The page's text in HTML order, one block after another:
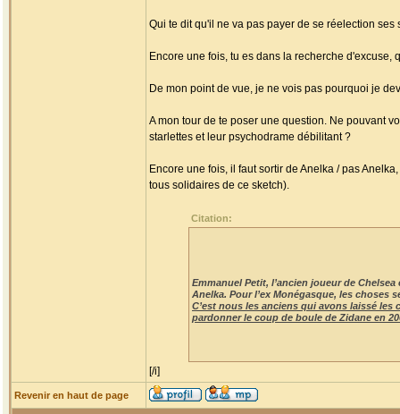
Qui te dit qu'il ne va pas payer de se réelection ses
Encore une fois, tu es dans la recherche
De mon point de vue, je ne vois pas pourquoi je
A mon tour de te poser une question. Ne pouvant
starlettes et leur psychodrame débilitant ?
Encore une fois, il faut sortir de Anelka / pas
tous solidaires de ce sketch).
Citation:
Emmanuel Petit, l’ancien joueur de
Anelka. Pour l’ex Monégasque, les choses
C’est nous les anciens qui avons laissé
pardonner le coup de boule de Zidane en
[/i]
Revenir en haut de page